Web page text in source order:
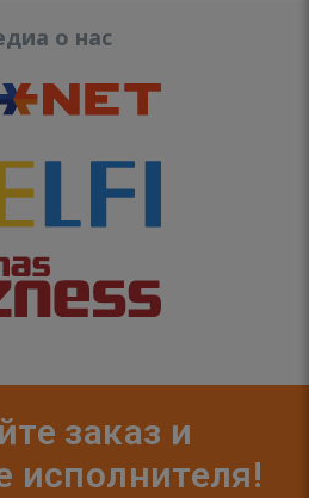
о нас
заказ и
исполнителя!